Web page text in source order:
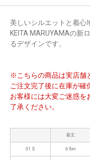
美しいシルエットと着心
KEITA MARUYAMAの新
るデザインです。
※こちらの商品は実店舗
ご注文完了後に在庫が確
お客様には大変ご迷惑を
了承ください。
着丈
01 S 67cm